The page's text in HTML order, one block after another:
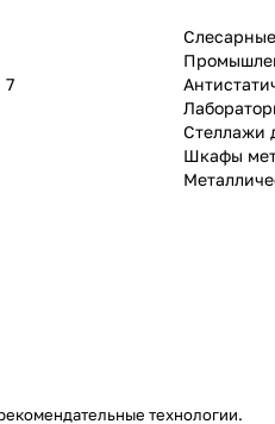
7
Стеллажи
Шкафы
технологии.